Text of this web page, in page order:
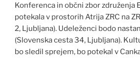
Konferenca in občni zbor združenja
potekala v prostorih Atrija ZRC na
2, Ljubljana). Udeleženci bodo
(Slovenska cesta 34, Ljubljana).
bo sledil sprejem, bo potekal v